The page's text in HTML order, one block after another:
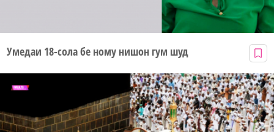
Умедаи 18-сола бе ному нишон гум шуд